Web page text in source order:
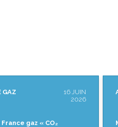
GAZ
18 MAI
2026
« CO₂ biogénique :